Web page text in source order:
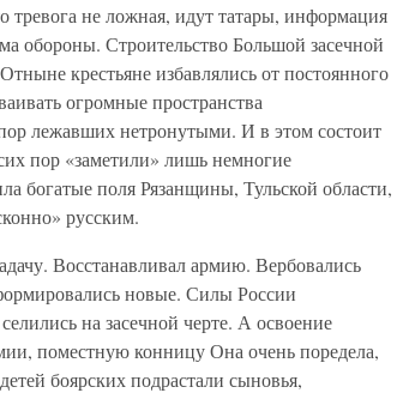
тревога не ложная, идут татары, информация
обороны. Строительство Большой засечной
крестьяне избавлялись от постоянного
огромные пространства
лежавших нетронутыми. И в этом состоит
пор «заметили» лишь немногие
богатые поля Рязанщины, Тульской области,
русским.
Восстанавливал армию. Вербовались
новые. Силы России
на засечной черте. А освоение
поместную конницу Она очень поредела,
боярских подрастали сыновья,